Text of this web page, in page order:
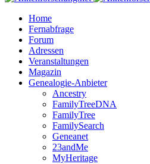
Home
Fernabfrage
Forum
Adressen
Veranstaltungen
Magazin
Genealogie-Anbieter
Ancestry
FamilyTreeDNA
FamilyTree
FamilySearch
Geneanet
23andMe
MyHeritage